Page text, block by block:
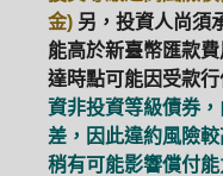
ETF 中
醫療生化
基金申購
金) 另，投資人尚須
能高於新臺幣匯款
達時點可能因受款行
資非投資等級債券
差，因此違約風險
稍有可能影響償付